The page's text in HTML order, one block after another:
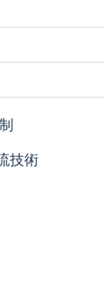
技術